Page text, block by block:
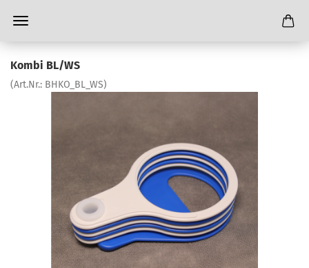
Kombi BL/WS
(Art.Nr.: BHKO_BL_WS)